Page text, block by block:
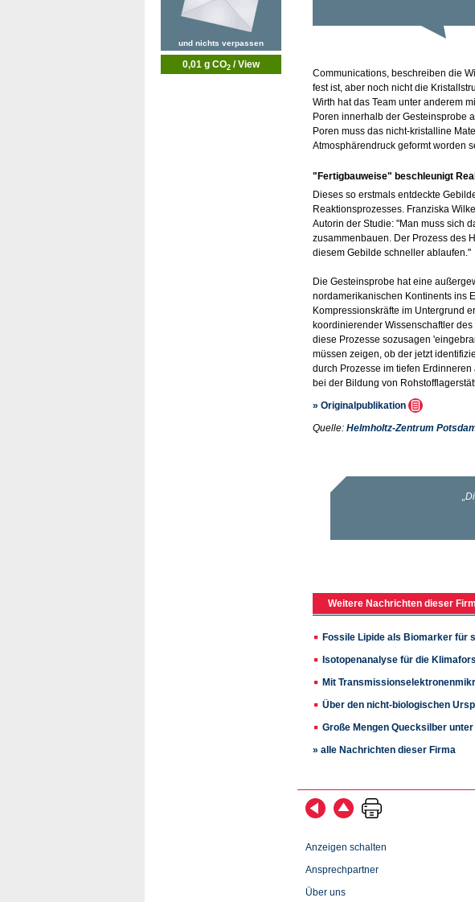
Communications, beschreiben die
fest ist, aber noch nicht die
Wirth hat das Team unter anderem
Poren innerhalb der Gesteinsprobe
Poren muss das nicht-kristalline
Atmosphärendruck geformt worden
"Fertigbauweise" beschleunigt
Dieses so erstmals entdeckte
Reaktionsprozesses. Franziska
Autorin der Studie: "Man muss sich
zusammenbauen. Der Prozess des
diesem Gebilde schneller ablaufen."
Die Gesteinsprobe hat eine
nordamerikanischen Kontinents ins
Kompressionskräfte im Untergrund
koordinierender Wissenschaftler
diese Prozesse sozusagen
müssen zeigen, ob der jetzt
durch Prozesse im tiefen
bei der Bildung von
» Originalpublikation
Quelle: Helmholtz-Zentrum
Weitere Nachrichten dieser
Fossile Lipide als Biomarker für
Isotopenanalyse für die
Mit
Über den nicht-biologischen
Große Mengen Quecksilber
» alle Nachrichten dieser Firma
Anzeigen schalten
Ansprechpartner
Über uns
und nichts verpassen
0,01 g CO2 / View